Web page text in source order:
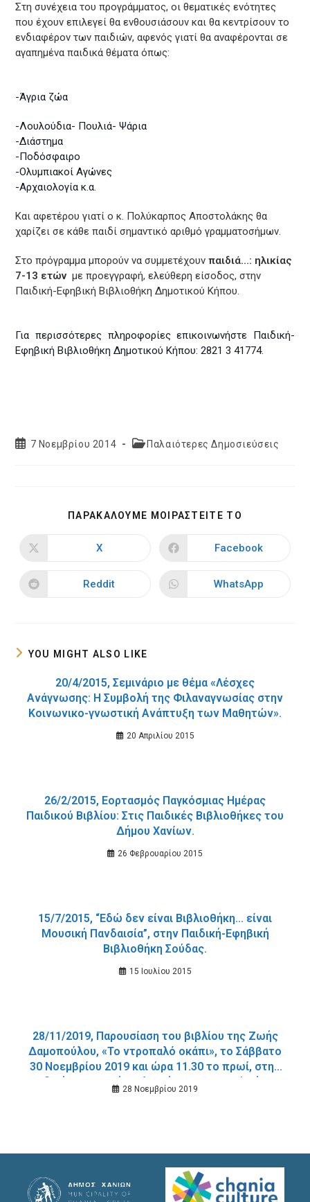
Στη συνέχεια του προγράμματος, οι θεματικές ενότητες
που έχουν επιλεγεί θα ενθουσιάσουν και θα κεντρίσουν το
ενδιαφέρον των παιδιών, αφενός γιατί θα αναφέρονται σε
αγαπημένα παιδικά θέματα όπως:
-Άγρια ζώα
-Λουλούδια- Πουλιά- Ψάρια
-Διάστημα
-Ποδόσφαιρο
-Ολυμπιακοί Αγώνες
-Αρχαιολογία κ.α.
Και αφετέρου γιατί ο κ. Πολύκαρπος Αποστολάκης θα
χαρίζει σε κάθε παιδί σημαντικό αριθμό γραμματοσήμων.
Στο πρόγραμμα μπορούν να συμμετέχουνπαιδιά…: ηλικίας
7-13 ετών με προεγγραφή, ελεύθερη είσοδος, στην
Παιδική-Εφηβική Βιβλιοθήκη Δημοτικού Κήπου.
Για περισσότερες πληροφορίες επικοινωνήστε Παιδική-
Εφηβική Βιβλιοθήκη Δημοτικού Κήπου: 2821 3 41774.
Post7 Νοεμβρίου 2014
PostΠαλαιότερες Δημοσιεύσεις
ΠΑΡΑΚΑΛΟΥΜΕ ΜΟΙΡΑΣΤΕΙΤΕ ΤΟ
CONTENT
Opens
new
window
X
Opens
new
window
Facebook
Opens
Reddit
Opens
WhatsApp
YOU MIGHT ALSO LIKE
20/4/2015, Σεμινάριο με θέμα «Λέσχες
Ανάγνωσης: Η Συμβολή της Φιλαναγνωσίας στην
Κοινωνικο-γνωστική Ανάπτυξη των Μαθητών».
20 Απριλίου 2015
26/2/2015, Εορτασμός Παγκόσμιας Ημέρας
Παιδικού Βιβλίου: Στις Παιδικές Βιβλιοθήκες του
Δήμου Χανίων.
26 Φεβρουαρίου 2015
15/7/2015, “Εδώ δεν είναι Βιβλιοθήκη… είναι
Μουσική Πανδαισία”, στην Παιδική-Εφηβική
Βιβλιοθήκη Σούδας.
15 Ιουλίου 2015
28/11/2019, Παρουσίαση του βιβλίου της Ζωής
Δαμοπούλου, «Το ντροπαλό οκάπι», το Σάββατο
30 Νοεμβρίου 2019 και ώρα 11.30 το πρωί, στην
Παιδική – Εφηβική Βιβλιοθήκη Δημοτικού Κήπου.
28 Νοεμβρίου 2019